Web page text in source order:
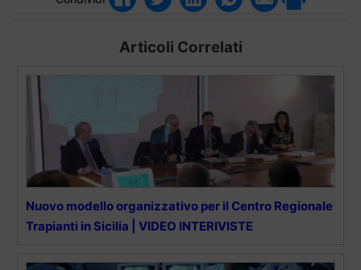
Articoli Correlati
Nuovo modello organizzativo per il Centro Regionale
Trapianti in Sicilia | VIDEO INTERIVISTE